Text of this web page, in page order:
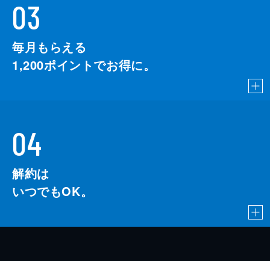
03
毎月もらえる
1,200ポイントでお得に。
04
解約は
いつでもOK。